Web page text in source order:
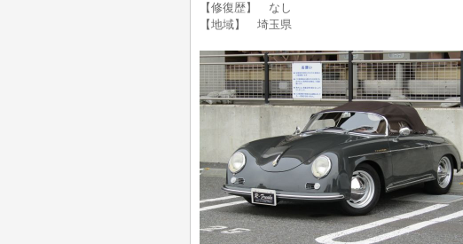
【修復歴】 なし
【地域】 埼玉県